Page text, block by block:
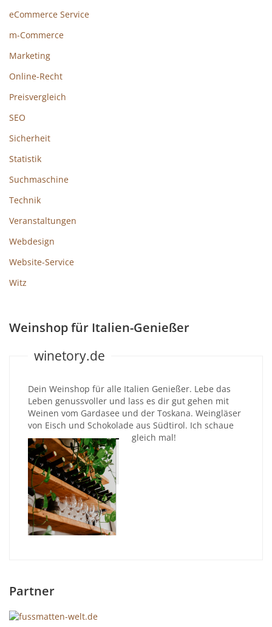
eCommerce Service
m-Commerce
Marketing
Online-Recht
Preisvergleich
SEO
Sicherheit
Statistik
Suchmaschine
Technik
Veranstaltungen
Webdesign
Website-Service
Witz
Weinshop für Italien-Genießer
winetory.de
Dein Weinshop für alle Italien Genießer. Lebe das
Leben genussvoller und lass es dir gut gehen mit
Weinen vom Gardasee und der Toskana. Weingläser
von Eisch und Schokolade aus Südtirol. Ich schaue
gleich mal!
Partner